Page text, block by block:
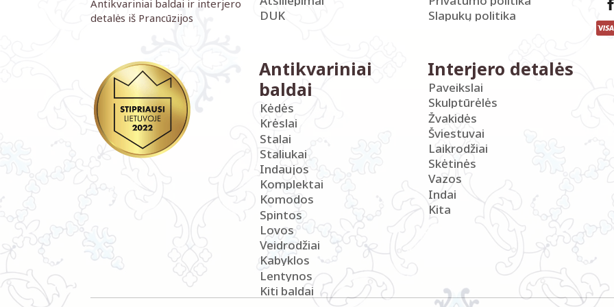
Antikvariniai baldai ir interjero
detalės iš Prancūzijos
DUK
Slapukų politika
Antikvariniai
baldai
Kėdės
Krėslai
Stalai
Staliukai
Indaujos
Komplektai
Komodos
Spintos
Lovos
Veidrodžiai
Kabyklos
Lentynos
Kiti baldai
Interjero detalės
Paveikslai
Skulptūrėlės
Žvakidės
Šviestuvai
Laikrodžiai
Skėtinės
Vazos
Indai
Kita